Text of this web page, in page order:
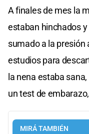
A finales de mes la
estaban hinchados y
sumado a la presión
estudios para
la nena estaba
un test de
MIRÁ TAMBIÉN